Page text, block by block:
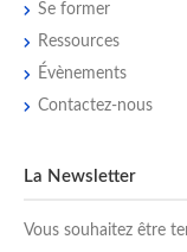
Se former
Ressources
Évènements
Contactez-nous
La Newsletter
Vous souhaitez être